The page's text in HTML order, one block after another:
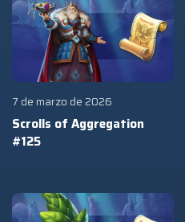
7 de marzo de 2026
Scrolls of Aggregation
#125